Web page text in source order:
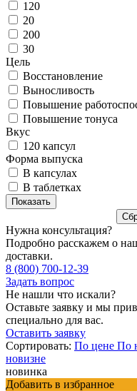
120
20
200
30
Цель
Восстановление
Выносливость
Повышение
Повышение тонуса
Вкус
120 капсул
Форма выпуска
В капсулах
В таблетках
Нужна консультация?
Подробно расскажем о
доставки.
8 (800) 700-12-39
Задать вопрос
Не нашли что искали?
Оставьте заявку и мы
специально для вас.
Оставить заявку
Сортировать: По цене По
новизне
новинка
Добавить в избранное